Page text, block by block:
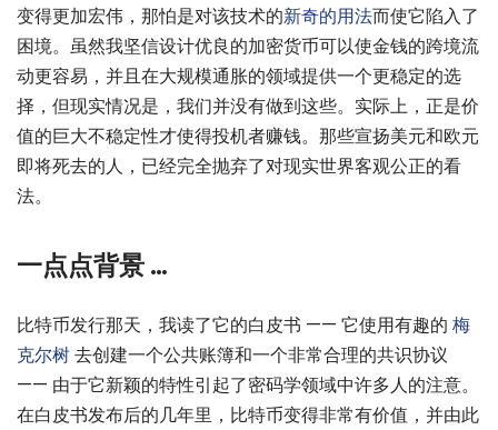
变得更加宏伟，那怕是对该技术的新奇的用法而使它陷入了
困境。虽然我坚信设计优良的加密货币可以使金钱的跨境流
动更容易，并且在大规模通胀的领域提供一个更稳定的选
择，但现实情况是，我们并没有做到这些。实际上，正是价
值的巨大不稳定性才使得投机者赚钱。那些宣扬美元和欧元
即将死去的人，已经完全抛弃了对现实世界客观公正的看
法。
一点点背景 …
比特币发行那天，我读了它的白皮书 —— 它使用有趣的 梅
克尔树去创建一个公共账簿和一个非常合理的共识协议
—— 由于它新颖的特性引起了密码学领域中许多人的注意。
在白皮书发布后的几年里，比特币变得非常有价值，并由此